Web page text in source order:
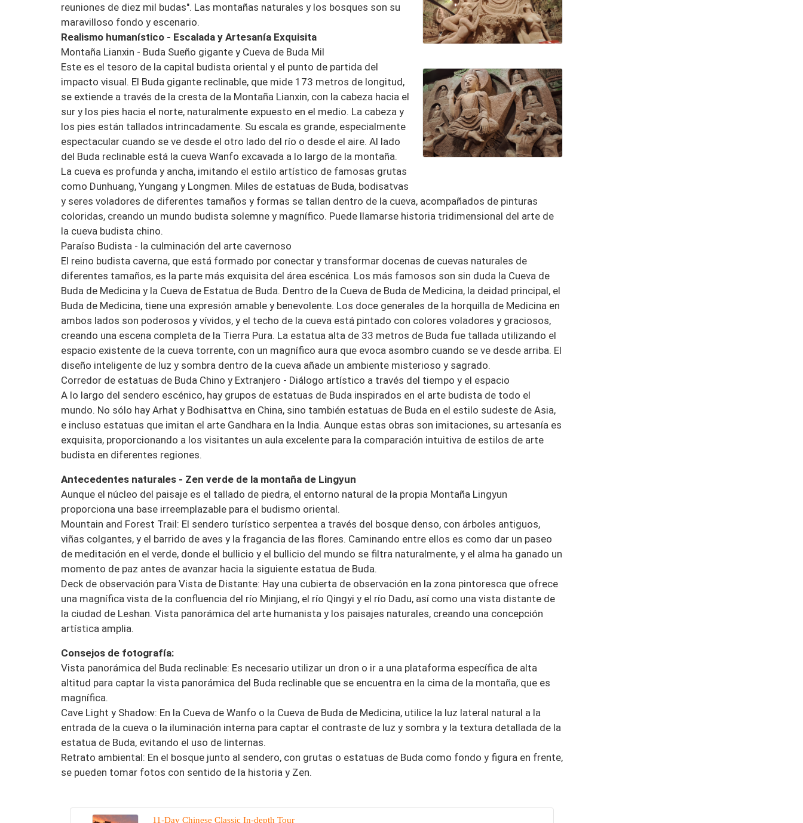
reuniones de diez mil budas". Las montañas naturales y los bosques son su
maravilloso fondo y escenario.
Realismo humanístico - Escalada y Artesanía Exquisita
Montaña Lianxin - Buda Sueño gigante y Cueva de Buda Mil
Este es el tesoro de la capital budista oriental y el punto de partida del
impacto visual. El Buda gigante reclinable, que mide 173 metros de longitud,
se extiende a través de la cresta de la Montaña Lianxin, con la cabeza hacia el
sur y los pies hacia el norte, naturalmente expuesto en el medio. La cabeza y
los pies están tallados intrincadamente. Su escala es grande, especialmente
espectacular cuando se ve desde el otro lado del río o desde el aire. Al lado
del Buda reclinable está la cueva Wanfo excavada a lo largo de la montaña.
La cueva es profunda y ancha, imitando el estilo artístico de famosas grutas
como Dunhuang, Yungang y Longmen. Miles de estatuas de Buda, bodisatvas
y seres voladores de diferentes tamaños y formas se tallan dentro de la cueva, acompañados de pinturas
coloridas, creando un mundo budista solemne y magnífico. Puede llamarse historia tridimensional del arte de
la cueva budista chino.
Paraíso Budista - la culminación del arte cavernoso
El reino budista caverna, que está formado por conectar y transformar docenas de cuevas naturales de
diferentes tamaños, es la parte más exquisita del área escénica. Los más famosos son sin duda la Cueva de
Buda de Medicina y la Cueva de Estatua de Buda. Dentro de la Cueva de Buda de Medicina, la deidad principal, el
Buda de Medicina, tiene una expresión amable y benevolente. Los doce generales de la horquilla de Medicina en
ambos lados son poderosos y vívidos, y el techo de la cueva está pintado con colores voladores y graciosos,
creando una escena completa de la Tierra Pura. La estatua alta de 33 metros de Buda fue tallada utilizando el
espacio existente de la cueva torrente, con un magnífico aura que evoca asombro cuando se ve desde arriba. El
diseño inteligente de luz y sombra dentro de la cueva añade un ambiente misterioso y sagrado.
Corredor de estatuas de Buda Chino y Extranjero - Diálogo artístico a través del tiempo y el espacio
A lo largo del sendero escénico, hay grupos de estatuas de Buda inspirados en el arte budista de todo el
mundo. No sólo hay Arhat y Bodhisattva en China, sino también estatuas de Buda en el estilo sudeste de Asia,
e incluso estatuas que imitan el arte Gandhara en la India. Aunque estas obras son imitaciones, su artesanía es
exquisita, proporcionando a los visitantes un aula excelente para la comparación intuitiva de estilos de arte
budista en diferentes regiones.
Antecedentes naturales - Zen verde de la montaña de Lingyun
Aunque el núcleo del paisaje es el tallado de piedra, el entorno natural de la propia Montaña Lingyun
proporciona una base irreemplazable para el budismo oriental.
Mountain and Forest Trail: El sendero turístico serpentea a través del bosque denso, con árboles antiguos,
viñas colgantes, y el barrido de aves y la fragancia de las flores. Caminando entre ellos es como dar un paseo
de meditación en el verde, donde el bullicio y el bullicio del mundo se filtra naturalmente, y el alma ha ganado un
momento de paz antes de avanzar hacia la siguiente estatua de Buda.
Deck de observación para Vista de Distante: Hay una cubierta de observación en la zona pintoresca que ofrece
una magnífica vista de la confluencia del río Minjiang, el río Qingyi y el río Dadu, así como una vista distante de
la ciudad de Leshan. Vista panorámica del arte humanista y los paisajes naturales, creando una concepción
artística amplia.
Consejos de fotografía:
Vista panorámica del Buda reclinable: Es necesario utilizar un dron o ir a una plataforma específica de alta
altitud para captar la vista panorámica del Buda reclinable que se encuentra en la cima de la montaña, que es
magnífica.
Cave Light y Shadow: En la Cueva de Wanfo o la Cueva de Buda de Medicina, utilice la luz lateral natural a la
entrada de la cueva o la iluminación interna para captar el contraste de luz y sombra y la textura detallada de la
estatua de Buda, evitando el uso de linternas.
Retrato ambiental: En el bosque junto al sendero, con grutas o estatuas de Buda como fondo y figura en frente,
se pueden tomar fotos con sentido de la historia y Zen.
11-Day Chinese Classic In-depth Tour